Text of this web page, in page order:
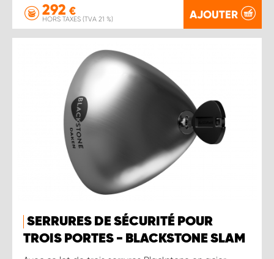
292 €
HORS TAXES (TVA 21 %) AJOUTER
SERRURES DE SÉCURITÉ POUR
TROIS PORTES - BLACKSTONE SLAM